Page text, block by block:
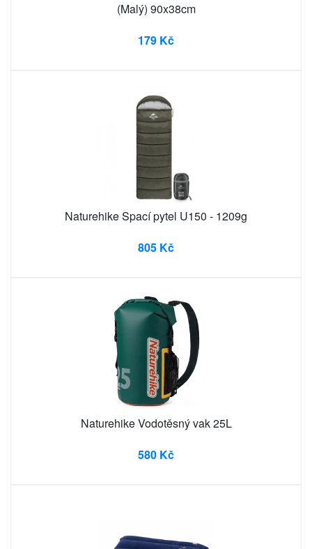
(Malý) 90x38cm
179 Kč
Naturehike Spací pytel U150 - 1209g
805 Kč
Naturehike Vodotěsný vak 25L
580 Kč